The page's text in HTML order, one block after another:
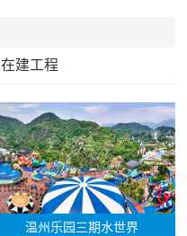
在建工程
温州乐园三期水世界